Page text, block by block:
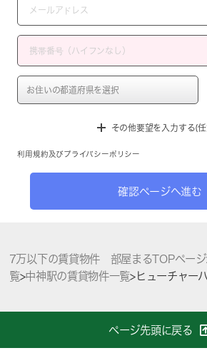
その他要望を入力する(任
利用規約 及び プライバシーポリシー
確認ページへ進む
7万以下の賃貸物件 部屋まるTOPページ
覧>中神駅の賃貸物件一覧>ヒューチャー
ページ先頭に戻る